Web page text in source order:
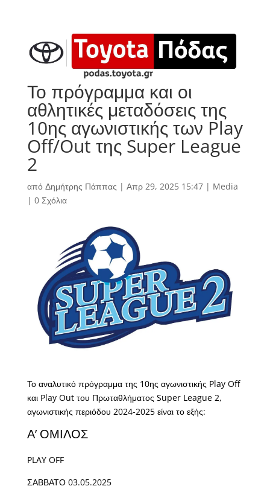
Το πρόγραμμα και οι
αθλητικές μεταδόσεις της
10ης αγωνιστικής των Play
Off/Out της Super League
2
από Δημήτρης Πάππας | Απρ 29, 2025 15:47| Media
| 0 Σχόλια
Το αναλυτικό πρόγραμμα της 10ης αγωνιστικής Play Off
και Play Out του Πρωταθλήματος Super League 2,
αγωνιστικής περιόδου 2024-2025 είναι το εξής:
Α’ ΟΜΙΛΟΣ
PLAY OFF
ΣΑΒΒΑΤΟ 03.05.2025